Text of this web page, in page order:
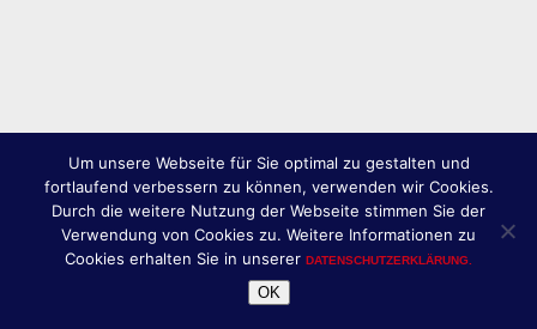
Um unsere Webseite für Sie optimal zu gestalten und
fortlaufend verbessern zu können, verwenden wir Cookies.
Durch die weitere Nutzung der Webseite stimmen Sie der
Verwendung von Cookies zu. Weitere Informationen zu
Cookies erhalten Sie in unserer DATENSCHUTZERKLÄRUNG.
OK